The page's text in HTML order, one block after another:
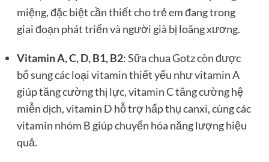
miệng, đặc biệt cần thiết cho trẻ em đang trong
giai đoạn phát triển và người già bị loãng xương.
Vitamin A, C, D, B1, B2: Sữa chua Gotz còn được
bổ sung các loại vitamin thiết yếu như vitamin A
giúp tăng cường thị lực, vitamin C tăng cường hệ
miễn dịch, vitamin D hỗ trợ hấp thụ canxi, cùng các
vitamin nhóm B giúp chuyển hóa năng lượng hiệu
quả.